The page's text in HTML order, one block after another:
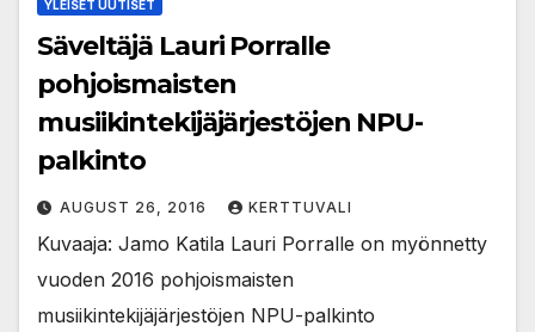
YLEISET UUTISET
Säveltäjä Lauri Porralle
pohjoismaisten
musiikintekijäjärjestöjen NPU-
palkinto
AUGUST 26, 2016 KERTTUVALI
Kuvaaja: Jamo Katila Lauri Porralle on myönnetty
vuoden 2016 pohjoismaisten
musiikintekijäjärjestöjen NPU-palkinto